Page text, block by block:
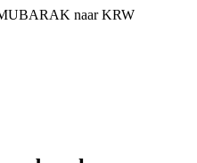
naar KRW